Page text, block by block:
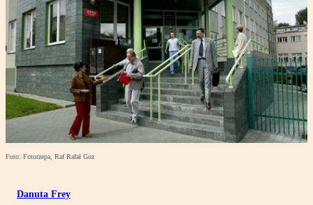
Foto: Fotorzepa, Raf Rafał Guz
Danuta Frey